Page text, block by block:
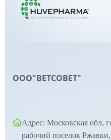
ООО"ВЕТСОВЕТ"
Адрес: Московская обл,
рабочий поселок